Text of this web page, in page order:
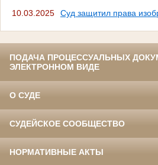
10.03.2025
Суд защитил права
ПОДАЧА ПРОЦЕССУАЛЬНЫХ
ЭЛЕКТРОННОМ ВИДЕ
О СУДЕ
СУДЕЙСКОЕ СООБЩЕСТВО
НОРМАТИВНЫЕ АКТЫ